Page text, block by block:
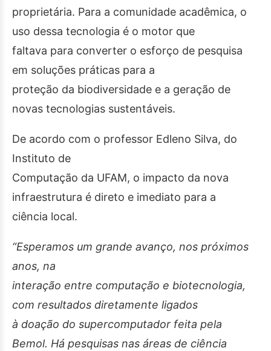
proprietária. Para a comunidade acadêmica, o
uso dessa tecnologia é o motor que
faltava para converter o esforço de pesquisa
em soluções práticas para a
proteção da biodiversidade e a geração de
novas tecnologias sustentáveis.
De acordo com o professor Edleno Silva, do
Instituto de
Computação da UFAM, o impacto da nova
infraestrutura é direto e imediato para a
ciência local.
“Esperamos um grande avanço, nos próximos
anos, na
interação entre computação e biotecnologia,
com resultados diretamente ligados
à doação do supercomputador feita pela
Bemol. Há pesquisas nas áreas de ciência